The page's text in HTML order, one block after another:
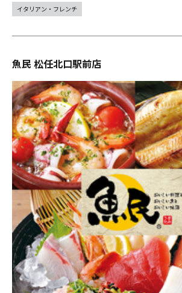
イタリアン・フレンチ
魚民 松任北口駅前店